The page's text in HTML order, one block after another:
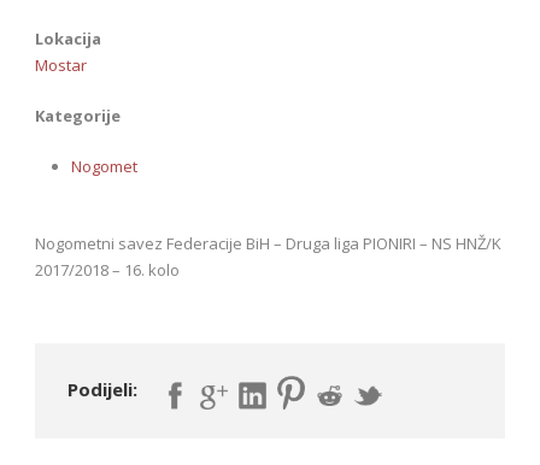
Lokacija
Mostar
Kategorije
Nogomet
Nogometni savez Federacije BiH – Druga liga PIONIRI – NS HNŽ/K
2017/2018 – 16. kolo
Podijeli: